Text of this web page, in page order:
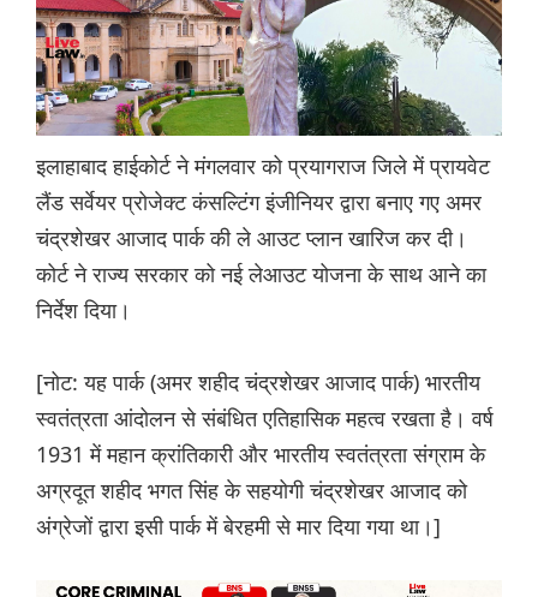
इलाहाबाद हाईकोर्ट ने मंगलवार को प्रयागराज जिले में प्रायवेट
लैंड सर्वेयर प्रोजेक्ट कंसल्टिंग इंजीनियर द्वारा बनाए गए अमर
चंद्रशेखर आजाद पार्क की ले आउट प्लान खारिज कर दी।
कोर्ट ने राज्य सरकार को नई लेआउट योजना के साथ आने का
निर्देश दिया।
[नोट: यह पार्क (अमर शहीद चंद्रशेखर आजाद पार्क) भारतीय
स्वतंत्रता आंदोलन से संबंधित एतिहासिक महत्व रखता है। वर्ष
1931 में महान क्रांतिकारी और भारतीय स्वतंत्रता संग्राम के
अग्रदूत शहीद भगत सिंह के सहयोगी चंद्रशेखर आजाद को
अंग्रेजों द्वारा इसी पार्क में बेरहमी से मार दिया गया था।]